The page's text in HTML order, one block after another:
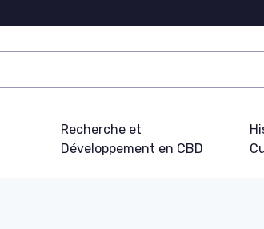
Recherche et
Développement en CBD